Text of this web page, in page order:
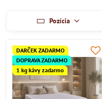
Pozícia
DARČEK ZADARMO
DOPRAVA ZADARMO
1 kg kávy zadarmo